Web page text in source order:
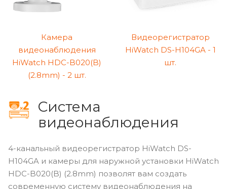
Камера
видеонаблюдения
HiWatch HDC-B020(B)
(2.8mm) - 2 шт.
Видеорегистратор
HiWatch DS-H104GA - 1
шт.
Cистема
видеонаблюдения
4-канальный видеорегистратор HiWatch DS-
H104GA и камеры для наружной установки HiWatch
HDC-B020(B) (2.8mm) позволят вам создать
современную систему видеонаблюдения на